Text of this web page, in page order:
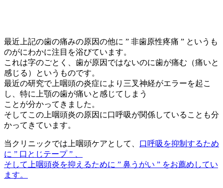
最近上記の歯の痛みの原因の他に ” 非歯原性疼痛 ” というも
のがにわかに注目を浴びています。
これは字のごとく、歯が原因ではないのに歯が痛む（痛いと
感じる）というものです。
最近の研究で上咽頭の炎症により三叉神経がエラーを起こ
し、特に上顎の歯が痛いと感じてしまう
ことが分かってきました。
そしてこの上咽頭炎の原因に口呼吸が関係していることも分
かってきています。
当クリニックでは上咽頭ケアとして、 口呼吸を抑制するため
に ” 口とじテープ ” 、
そして上咽頭炎を抑えるために ” 鼻うがい ” をお薦めしてい
ます。